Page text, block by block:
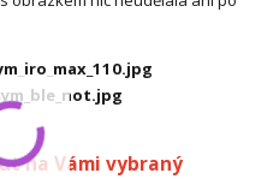
na Vámi vybraný